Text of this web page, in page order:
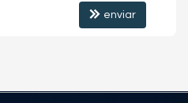
enviar